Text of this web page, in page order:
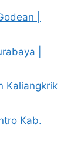
|
|
Kaliangkrik
Kab.